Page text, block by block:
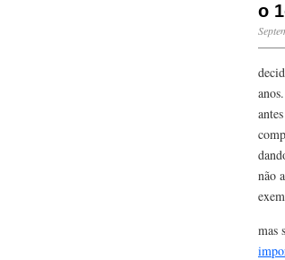
o
não
mas